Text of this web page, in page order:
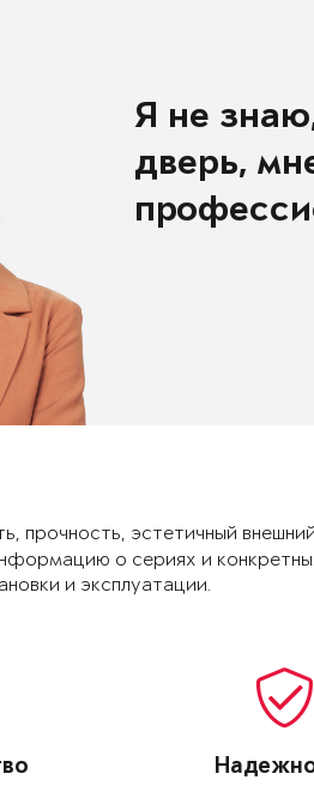
Я не
дверь,
прочность, эстетичный
о сериях и
и эксплуатации.